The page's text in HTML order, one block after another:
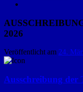
2026
Veröffentlicht am 24.
Ausschreibung der